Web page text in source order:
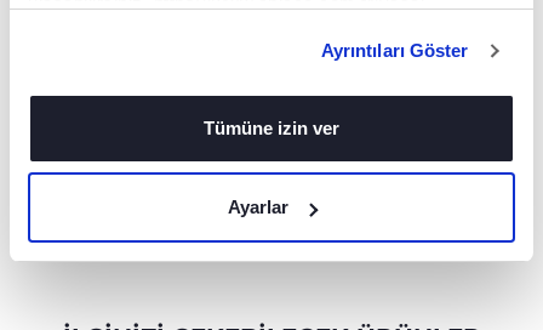
Ayrıntıları Göster
Tümüne izin ver
Ayarlar
yükseltici mama
güvenliği garanti eder.
DAHA FAZLA KEŞFET